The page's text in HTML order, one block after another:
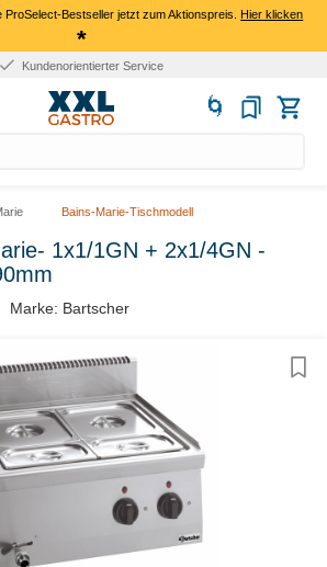
ProSelect-Bestseller jetzt zum Aktionspreis.Hier klicken
*
Kundenorientierter Service
Bains-Marie-Tischmodell
1x1/1GN + 2x1/4GN -
Marke: Bartscher